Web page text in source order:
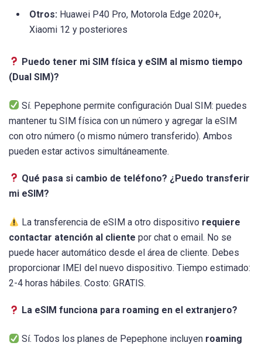
Otros: Huawei P40 Pro, Motorola Edge 2020+,
Xiaomi 12 y posteriores
Puedo tener mi SIM física y eSIM al mismo tiempo
(Dual SIM)?
Sí. Pepephone permite configuración Dual SIM: puedes
mantener tu SIM física con un número y agregar la eSIM
con otro número (o mismo número transferido). Ambos
pueden estar activos simultáneamente.
Qué pasa si cambio de teléfono? ¿Puedo transferir
mi eSIM?
La transferencia de eSIM a otro dispositivo requiere
contactar atención al cliente por chat o email. No se
puede hacer automático desde el área de cliente. Debes
proporcionar IMEI del nuevo dispositivo. Tiempo estimado:
2-4 horas hábiles. Costo: GRATIS.
La eSIM funciona para roaming en el extranjero?
Sí. Todos los planes de Pepephone incluyen roaming